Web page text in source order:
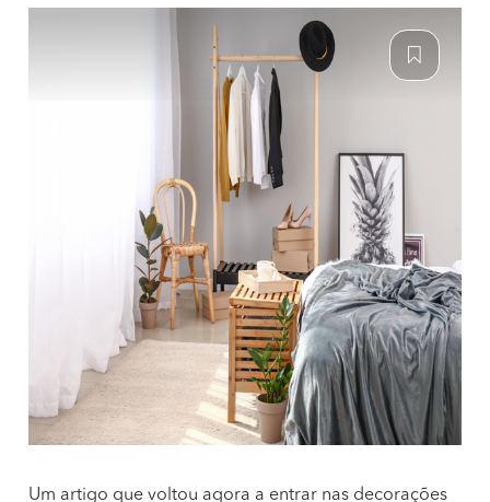
Um artigo que voltou agora a entrar nas decorações